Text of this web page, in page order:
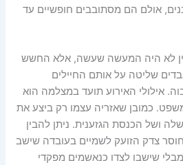
אולם הם מסתובבים חופשיים עד
לא היה המעשה שעשה, אלא החשש
שליטה על אותם החיילים
אילולי האירוע תועד במצלמה הוא
כמובן שאזריה עצמו רק ביצע את
ושל הכנסת הגזענית. ניתן להבין
צדק הזועק לשמיים בעובדה שישב
שישבו לצדו כנאשמים מפקדי